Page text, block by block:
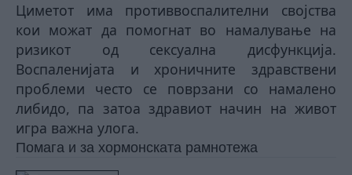
Циметот има противвоспалителни својства
кои можат да помогнат во намалување на
ризикот од сексуална дисфункција.
Воспаленијата и хроничните здравствени
проблеми често се поврзани со намалено
либидо, па затоа здравиот начин на живот
игра важна улога.
Помага и за хормонската рамнотежа